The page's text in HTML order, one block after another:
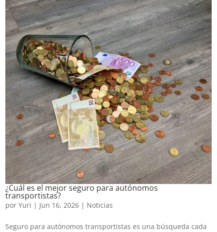
¿Cuál es el mejor seguro para autónomos
transportistas?
porYuri | Jun 16, 2026 | Noticias
Seguro para autónomos transportistas es una búsqueda cada